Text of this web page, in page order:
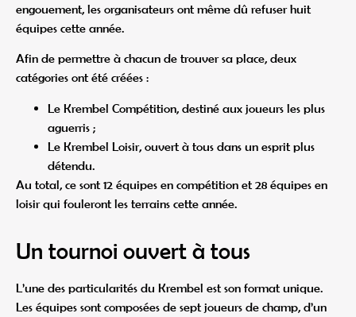
engouement, les organisateurs ont même dû refuser huit
équipes cette année.
Afin de permettre à chacun de trouver sa place, deux
catégories ont été créées :
Le Krembel Compétition, destiné aux joueurs les plus
aguerris ;
Le Krembel Loisir, ouvert à tous dans un esprit plus
détendu.
Au total, ce sont 12 équipes en compétition et 28 équipes en
loisir qui fouleront les terrains cette année.
Un tournoi ouvert à tous
L’une des particularités du Krembel est son format unique.
Les équipes sont composées de sept joueurs de champ, d’un